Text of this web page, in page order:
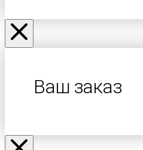
Ваш заказ